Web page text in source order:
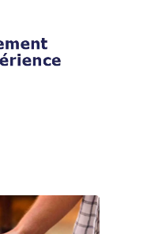
(TPE)? Mit diesem
richtige Modell auswählen.